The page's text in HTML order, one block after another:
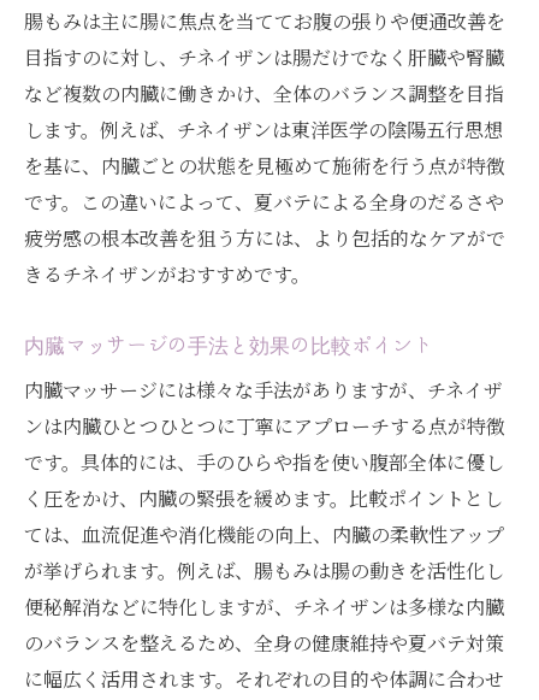
腸もみは主に腸に焦点を当ててお腹の張りや便通改善を
目指すのに対し、チネイザンは腸だけでなく肝臓や腎臓
など複数の内臓に働きかけ、全体のバランス調整を目指
します。例えば、チネイザンは東洋医学の陰陽五行思想
を基に、内臓ごとの状態を見極めて施術を行う点が特徴
です。この違いによって、夏バテによる全身のだるさや
疲労感の根本改善を狙う方には、より包括的なケアがで
きるチネイザンがおすすめです。
内臓マッサージの手法と効果の比較ポイント
内臓マッサージには様々な手法がありますが、チネイザ
ンは内臓ひとつひとつに丁寧にアプローチする点が特徴
です。具体的には、手のひらや指を使い腹部全体に優し
く圧をかけ、内臓の緊張を緩めます。比較ポイントとし
ては、血流促進や消化機能の向上、内臓の柔軟性アップ
が挙げられます。例えば、腸もみは腸の動きを活性化し
便秘解消などに特化しますが、チネイザンは多様な内臓
のバランスを整えるため、全身の健康維持や夏バテ対策
に幅広く活用されます。それぞれの目的や体調に合わせ